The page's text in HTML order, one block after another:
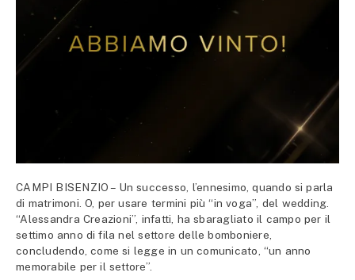
CAMPI BISENZIO – Un successo, l’ennesimo, quando si parla
di matrimoni. O, per usare termini più “in voga”, del wedding.
“Alessandra Creazioni”, infatti, ha sbaragliato il campo per il
settimo anno di fila nel settore delle bomboniere,
concludendo, come si legge in un comunicato, “un anno
memorabile per il settore”.